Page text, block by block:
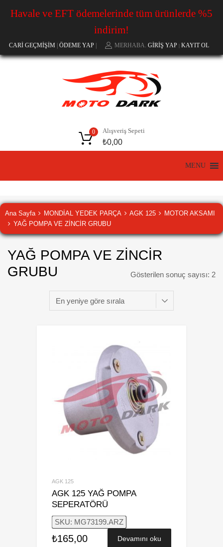
Havale ve EFT ödemelerinde tüm ürünlerde %5
indirim!
CARİ GEÇMİŞİM |ÖDEME YAP | MERHABA. GIRIŞ YAP | KAYIT OL
Alışveriş Sepeti
₺0,00
0
MENU
Ana Sayfa MONDİAL YEDEK PARÇA AGK 125
MOTOR AKSAMI
YAĞ POMPA VE ZİNCİR GRUBU
YAĞ POMPA VE ZİNCİR
GRUBU
Gösterilen sonuç sayısı: 2
AGK 125
AGK 125 YAĞ POMPA
SEPERATÖRÜ
SKU: MG73199.ARZ
₺165,00 Devamını oku